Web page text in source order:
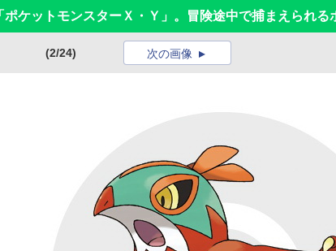
ポケットモンスターＸ・Ｙ」。冒険途中で捕まえられる
(2/24) 次の画像